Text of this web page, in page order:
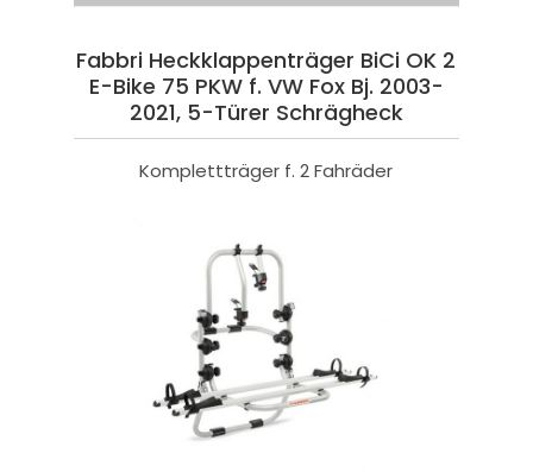
Fabbri Heckklappenträger BiCi OK 2
E-Bike 75 PKW f. VW Fox Bj. 2003-
2021, 5-Türer Schrägheck
Komplettträger f. 2 Fahräder